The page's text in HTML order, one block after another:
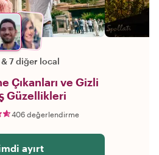
&7 diğer local
Çıkanları ve Gizli
Güzellikleri
406 değerlendirme
ayırt